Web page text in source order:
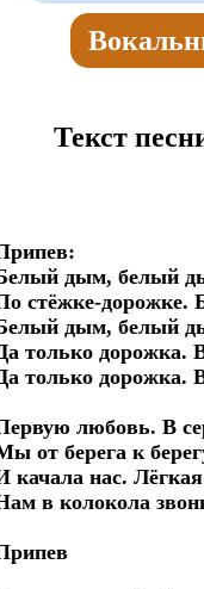
Текст
дым, белый
стёжке-дорожке.
дым, белый
только дорожка.
только дорожка.
любовь. В
от берега к
качала нас.
в колокола